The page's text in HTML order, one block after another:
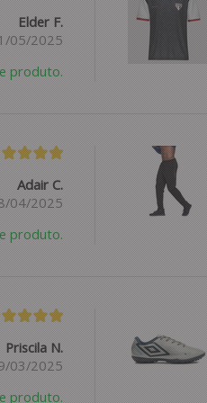
Elder F.
05/2025
produto.
Adair C.
04/2025
produto.
Priscila N.
03/2025
produto.